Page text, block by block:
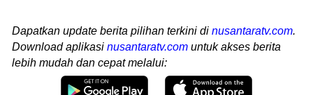
Dapatkan update berita pilihan terkini di nusantaratv.com.
Download aplikasi nusantaratv.com untuk akses berita
lebih mudah dan cepat melalui: